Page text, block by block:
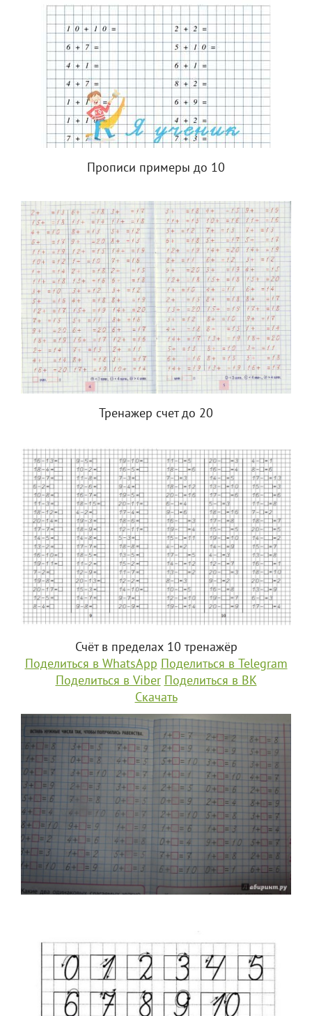
Прописи примеры до 10
Тренажер счет до 20
Счёт в пределах 10 тренажёр
Поделиться в WhatsApp Поделиться в Telegram
Поделиться в Viber Поделиться в ВК
Скачать